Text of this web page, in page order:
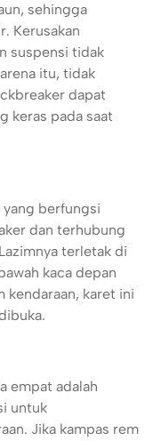
sehingga
Kerusakan
suspensi tidak
itu, tidak
dapat
keras pada saat
yang berfungsi
dan terhubung
terletak di
kaca depan
kendaraan, karet ini
empat adalah
untuk
Jika kampas rem